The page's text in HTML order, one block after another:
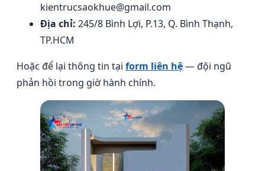
kientrucsaokhue@gmail.com
Địa chỉ: 245/8 Bình Lợi, P.13, Q. Bình Thạnh,
TP.HCM
Hoặc để lại thông tin tại form liên hệ— đội ngũ
phản hồi trong giờ hành chính.